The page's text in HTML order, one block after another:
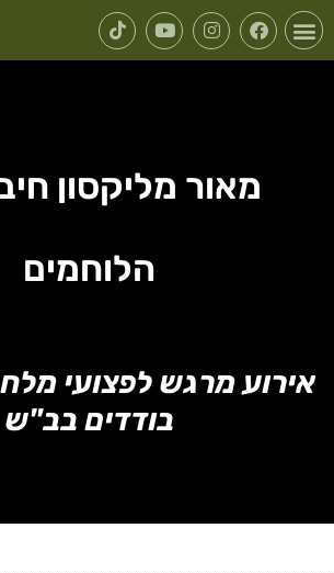
מאור מליקסון
הלוחמים
אירוע מרגש לפצועי
בודדים בב"ש